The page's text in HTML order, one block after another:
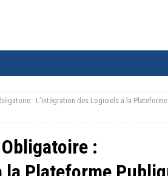
: L’Intégration des Logiciels à la Plateforme
: